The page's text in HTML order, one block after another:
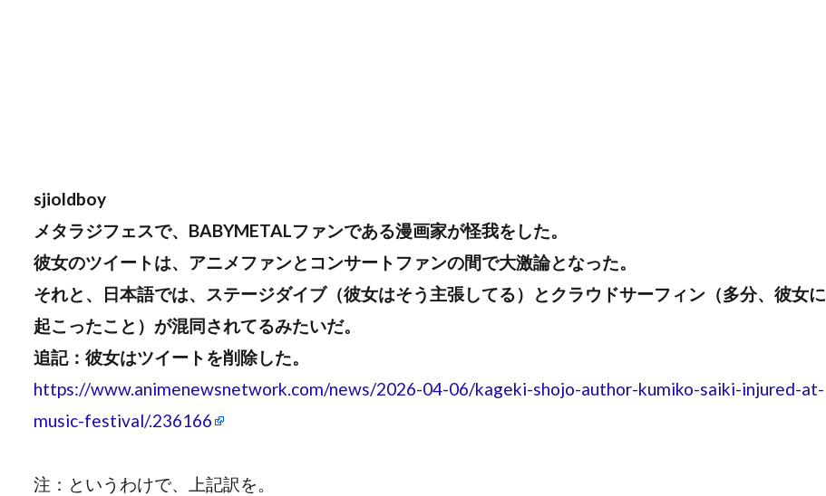
sjioldboy
メタラジフェスで、BABYMETALファンである漫画家が怪我をした。
彼女のツイートは、アニメファンとコンサートファンの間で大激論となった。
それと、日本語では、ステージダイブ（彼女はそう主張してる）とクラウドサーフィン（多分、彼女に
起こったこと）が混同されてるみたいだ。
追記：彼女はツイートを削除した。
https://www.animenewsnetwork.com/news/2026-04-06/kageki-shojo-author-kumiko-saiki-injured-at-
music-festival/.236166
注：というわけで、上記訳を。